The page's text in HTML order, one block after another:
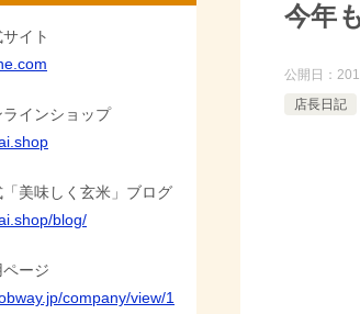
今年
公開日：
店長日記
イト
インショップ
美味しく玄米」ブログ
blog/
ージ
company/view/1